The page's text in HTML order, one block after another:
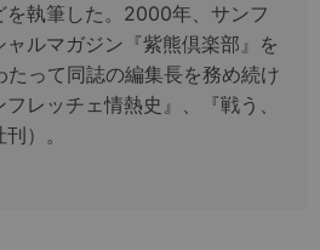
を執筆した。2000年、サンフ
ルマガジン『紫熊倶楽部』を
たって同誌の編集長を務め続け
レッチェ情熱史』、『戦う、
）。